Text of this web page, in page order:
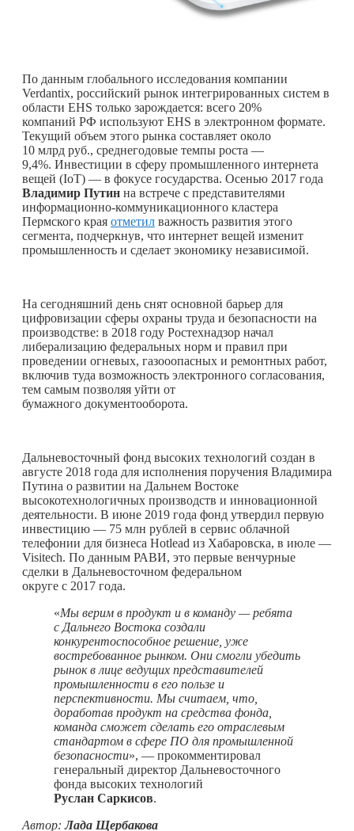
По данным глобального исследования компании
Verdantix, российский рынок интегрированных систем в
области EHS только зарождается: всего 20%
компаний РФ используют EHS в электронном формате.
Текущий объем этого рынка составляет около
10 млрд руб., среднегодовые темпы роста —
9,4%. Инвестиции в сферу промышленного интернетa
вещей (IoT) — в фокусе государства. Осенью 2017 года
Владимир Путин на встрече с представителями
информационно-коммуникационного кластера
Пермского края отметил важность развития этого
сегмента, подчеркнув, что интернет вещей изменит
промышленность и сделает экономику независимой.
На сегодняшний день снят основной барьер для
цифровизации сферы охраны труда и безопасности на
производстве: в 2018 году Ростехнадзор начал
либерализацию федеральных норм и правил при
проведении огневых, газооопасных и ремонтных работ,
включив туда возможность электронного согласования,
тем самым позволяя уйти от
бумажного документооборота.
Дальневосточный фонд высоких технологий создан в
августе 2018 года для исполнения поручения Владимира
Путина о развитии на Дальнем Востоке
высокотехнологичных производств и инновационной
деятельности. В июне 2019 года фонд утвердил первую
инвестицию — 75 млн рублей в сервис облачной
телефонии для бизнеса Hotlead из Хабаровска, в июле —
Visitech. По данным РАВИ, это первые венчурные
сделки в Дальневосточном федеральном
округе с 2017 года.
«Мы верим в продукт и в команду — ребята
с Дальнего Востока создали
конкурентоспособное решение, уже
востребованное рынком. Они смогли убедить
рынок в лице ведущих представителей
промышленности в его пользе и
перспективности. Мы считаем, что,
доработав продукт на средства фонда,
команда сможет сделать его отраслевым
стандартом в сфере ПО для промышленной
безопасности», — прокомментировал
генеральный директор Дальневосточного
фонда высоких технологий
Руслан Саркисов.
Автор:Лада Щербакова